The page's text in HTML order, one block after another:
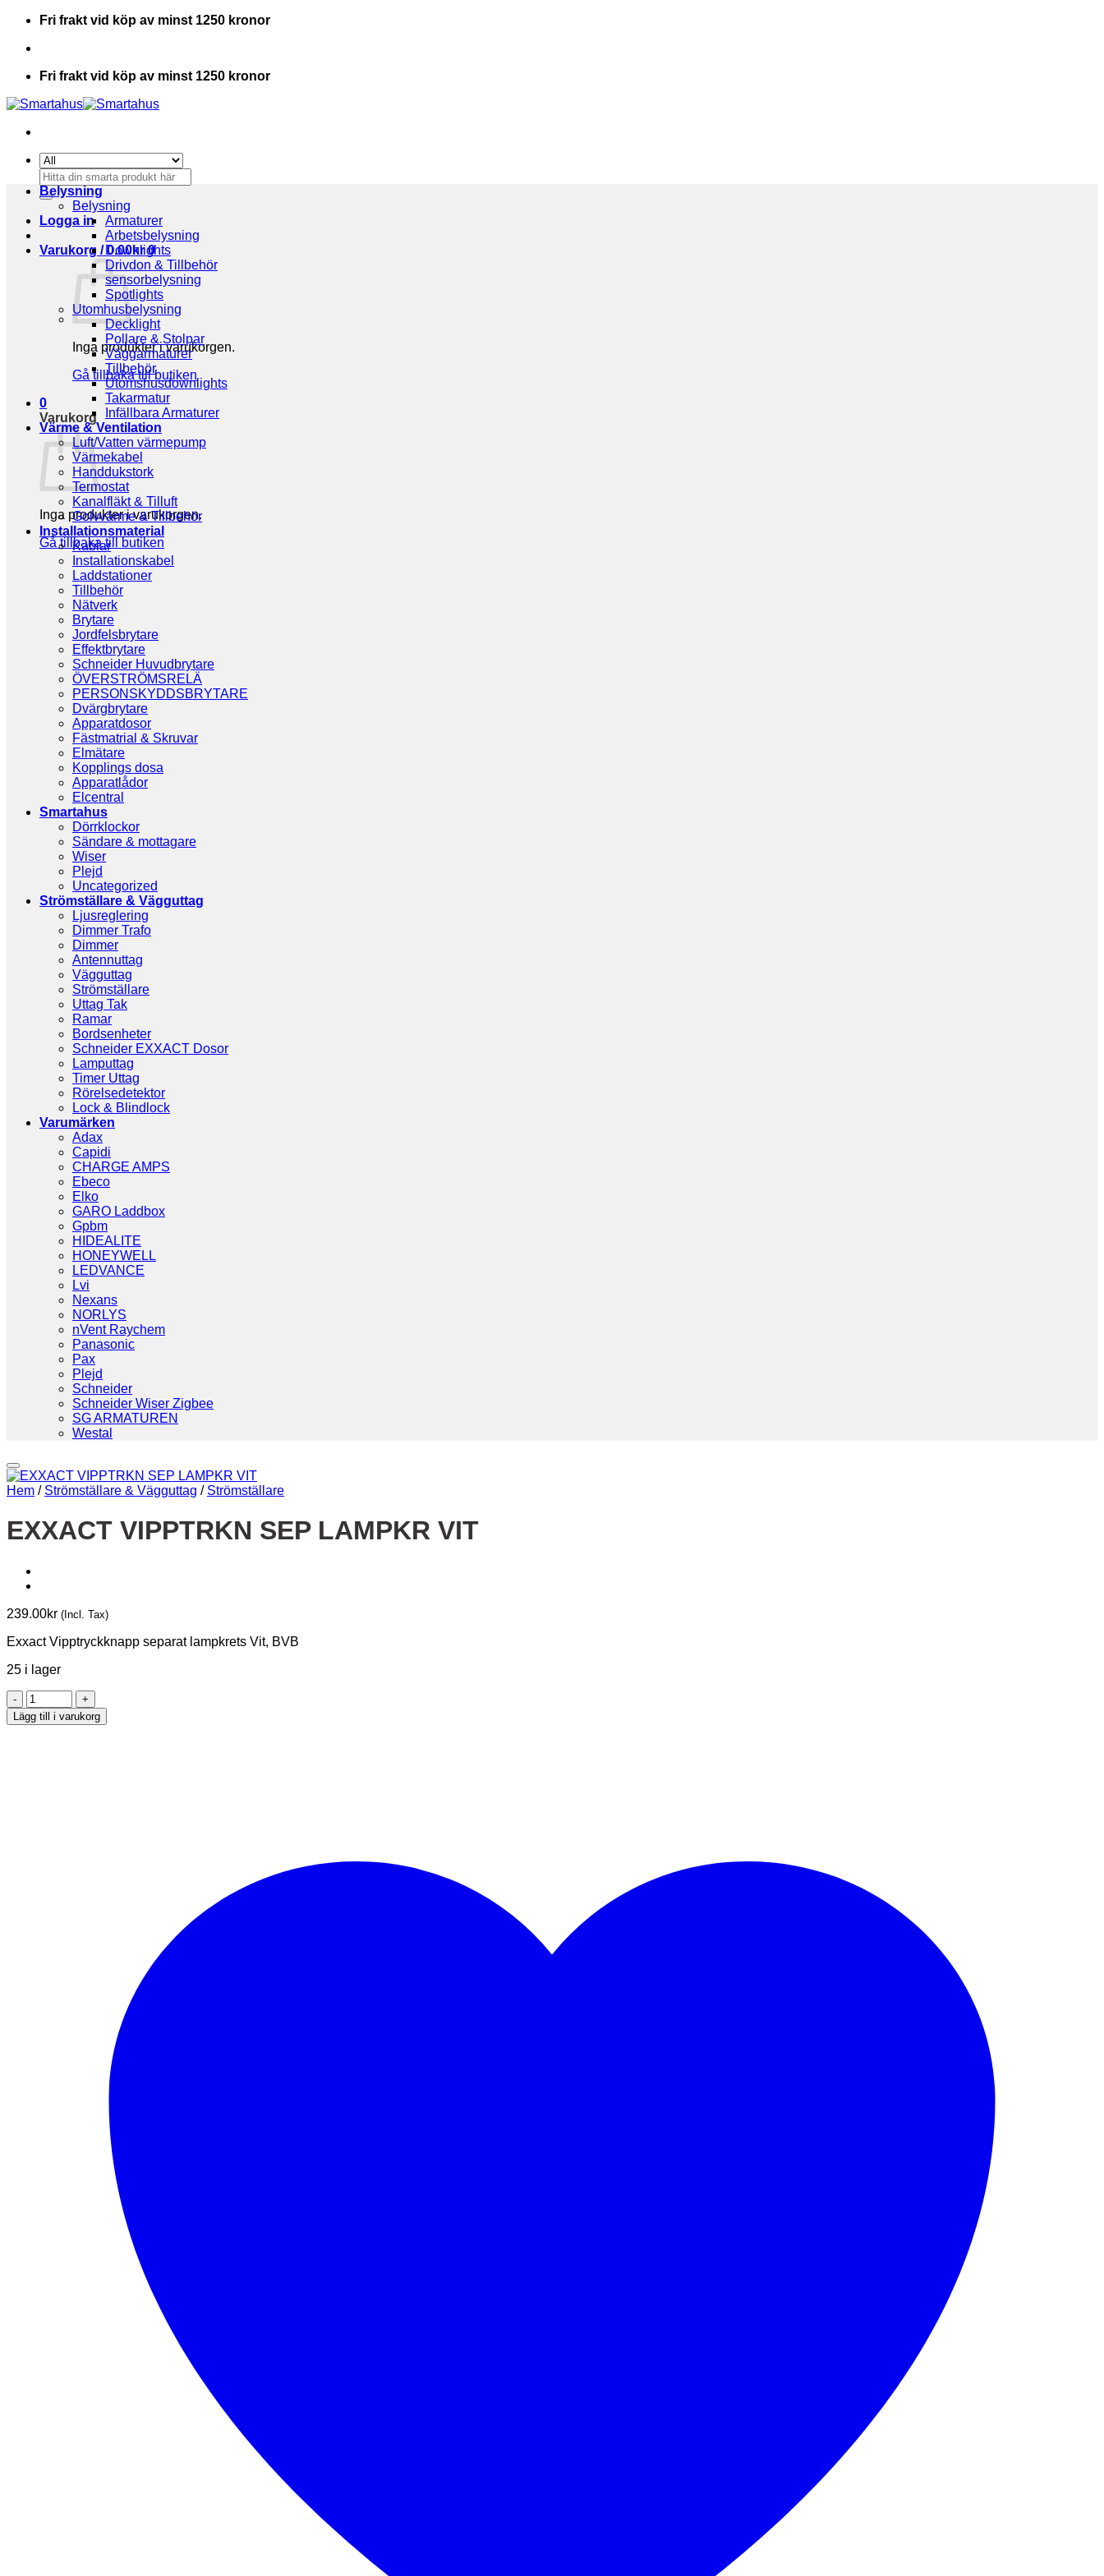
Skip
content
Fri frakt vid köp av minst 1250 kronor
Fri frakt vid köp av minst 1250 kronor
Sök
efter:
Logga in
Varukorg /0.00kr 0
Inga produkter i varukorgen.
Gå tillbaka till butiken
0
Varukorg
Inga produkter i varukorgen.
Gå tillbaka till butiken
Belysning
Belysning
Armaturer
Arbetsbelysning
Downlights
Drivdon & Tillbehör
sensorbelysning
Spotlights
Utomhusbelysning
Decklight
Pollare & Stolpar
Väggarmaturer
Tillbehör
Utomshusdownlights
Takarmatur
Infällbara Armaturer
Värme & Ventilation
Luft/Vatten värmepump
Värmekabel
Handdukstork
Termostat
Kanalfläkt & Tilluft
Golvvärme & Tillbehör
Installationsmaterial
Kablar
Installationskabel
Laddstationer
Tillbehör
Nätverk
Brytare
Jordfelsbrytare
Effektbrytare
Schneider Huvudbrytare
ÖVERSTRÖMSRELÄ
PERSONSKYDDSBRYTARE
Dvärgbrytare
Apparatdosor
Fästmatrial & Skruvar
Elmätare
Kopplings dosa
Apparatlådor
Elcentral
Smartahus
Dörrklockor
Sändare & mottagare
Wiser
Plejd
Uncategorized
Strömställare & Vägguttag
Ljusreglering
Dimmer Trafo
Dimmer
Antennuttag
Vägguttag
Strömställare
Uttag Tak
Ramar
Bordsenheter
Schneider EXXACT Dosor
Lamputtag
Timer Uttag
Rörelsedetektor
Lock & Blindlock
Varumärken
Adax
Capidi
CHARGE AMPS
Ebeco
Elko
GARO Laddbox
Gpbm
HIDEALITE
HONEYWELL
LEDVANCE
Lvi
Nexans
NORLYS
nVent Raychem
Panasonic
Pax
Plejd
Schneider
Schneider Wiser Zigbee
SG ARMATUREN
Westal
Hem / Strömställare & Vägguttag / Strömställare
EXXACT VIPPTRKN SEP LAMPKR VIT
239.00kr (Incl. Tax)
Exxact Vipptryckknapp separat lampkrets Vit, BVB
25 i lager
EXXACT
VIPPTRKN
SEP
Lägg till i varukorg